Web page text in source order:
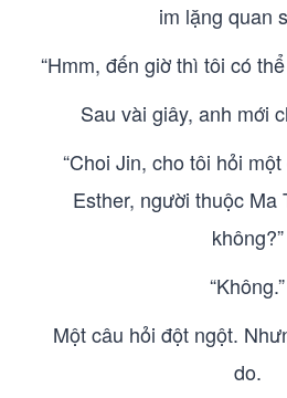
im lặng quan
“Hmm, đến giờ thì tôi có
Sau vài giây, anh mới
“Choi Jin, cho tôi hỏi
Esther, người thuộc Ma
không?”
“Không.”
Một câu hỏi đột ngột.
do.